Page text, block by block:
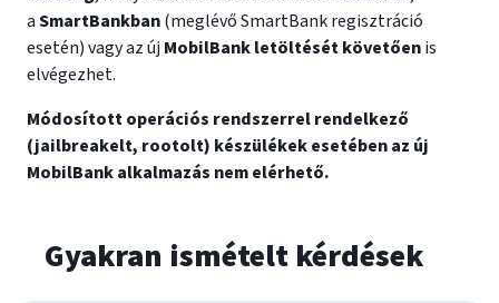
aSmartBankban(meglévő SmartBank regisztráció
esetén) vagy az új MobilBank letöltését követőenis
elvégezhet.
Módosított operációs rendszerrel rendelkező
(jailbreakelt, rootolt) készülékek esetében az új
MobilBank alkalmazás nem elérhető.
Gyakran ismételt kérdések